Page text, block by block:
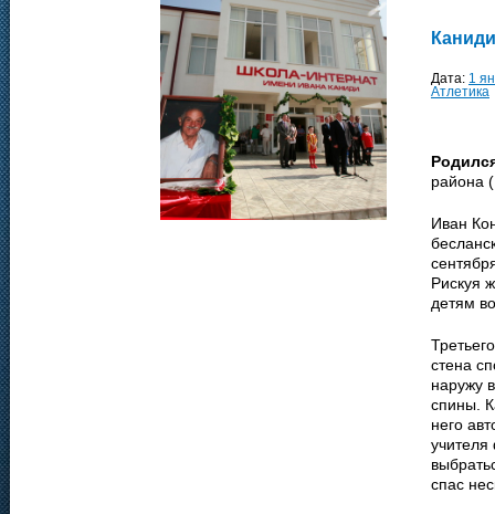
Дата: 1
Атлетика
района
Иван
Рискуя
детям
стена
наружу
спины.
него
учителя
спас